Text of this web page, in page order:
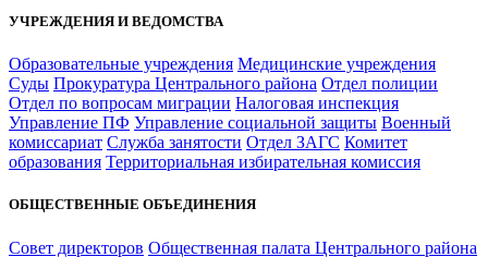
УЧРЕЖДЕНИЯ И ВЕДОМСТВА
Образовательные учреждения Медицинские учреждения
Суды Прокуратура Центрального района Отдел полиции
Отдел по вопросам миграции Налоговая инспекция
Управление ПФ Управление социальной защиты Военный
комиссариат Служба занятости Отдел ЗАГС Комитет
образования Территориальная избирательная комиссия
ОБЩЕСТВЕННЫЕ ОБЪЕДИНЕНИЯ
Совет директоров Общественная палата Центрального района